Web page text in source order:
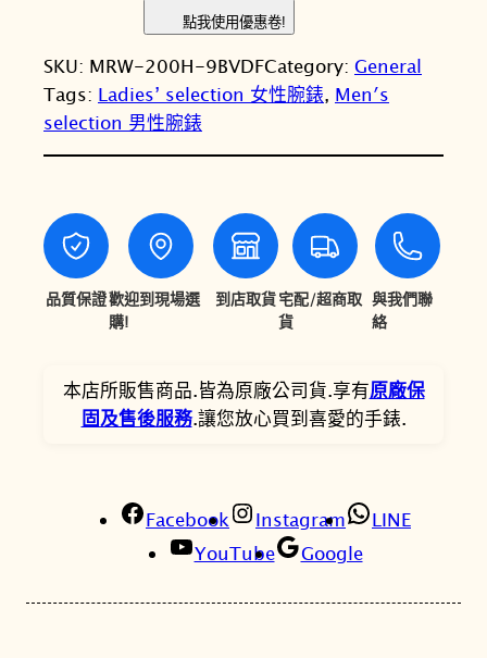
格
：
N
,
0
。
：
N
。
I
O
卡
西
歐
R
W
2
H
-
9
D
F
色
點我使用優惠卷!
SKU: MRW-200H-9BVDFCategory: General
Tags: Ladies’ selection 女性腕錶, Men′s
selection 男性腕錶
品質保證歡迎到現場選
購!
到店取貨宅配/超商取
貨
與我們聯
絡
本店所販售商品.皆為原廠公司貨.享有原廠保
固及售後服務.讓您放心買到喜愛的手錶.
Facebook Instagram
LINE
YouTube
Google